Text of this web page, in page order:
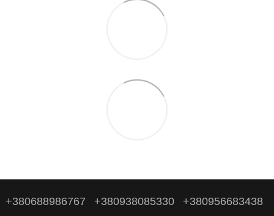
+380688986767 +380938085330 +380956683438